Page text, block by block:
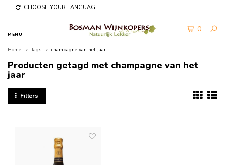
CHOOSE YOUR LANGUAGE
MENU
0
Home Tags champagne van het jaar
Producten getagd met champagne van het
jaar
Filters